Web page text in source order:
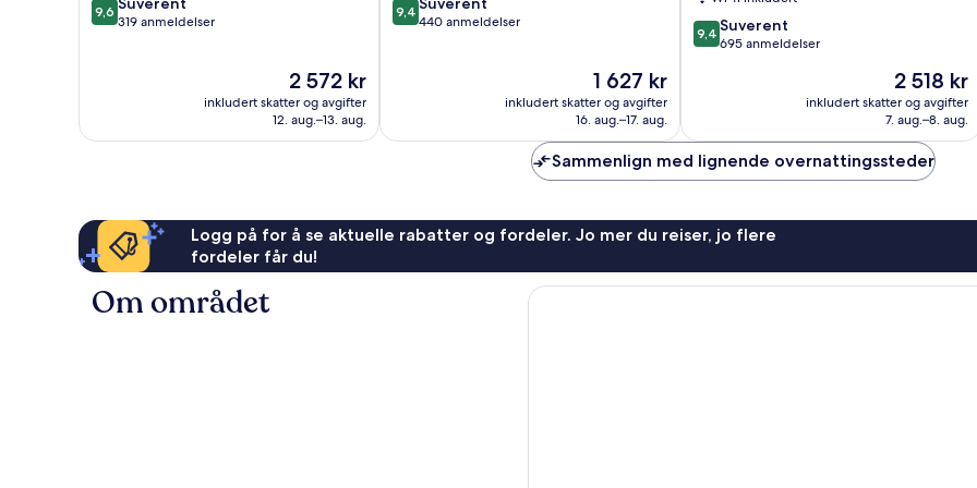
av
9,6
319 anmeldelser
Prisen
er
2 572 kr
2 572 kr
inkludert skatter og avgifter
12. aug.–13. aug.
av
9,4
440 anmeldelser
Prisen
er
1 627 kr
1 627 kr
inkludert skatter og avgifter
16. aug.–17. aug.
Latinerkvarteret
9.4
av
9,4 Suverent
695 anmeldelser
Prisen
er
2 518 kr
2 518 kr
inkludert skatter og avgifter
7. aug.–8. aug.
Sammenlign med lignende overnattingssteder
Logg på for å se aktuelle rabatter og fordeler. Jo mer du reiser, jo flere
fordeler får du!
Om området